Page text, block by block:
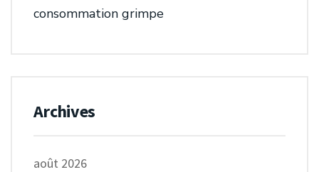
consommation grimpe
Archives
août 2026